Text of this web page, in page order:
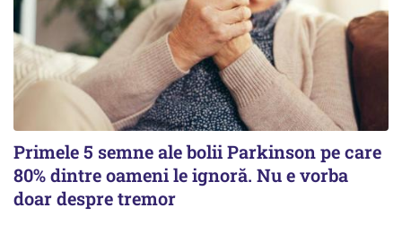
Primele 5 semne ale bolii Parkinson pe care
80% dintre oameni le ignoră. Nu e vorba
doar despre tremor